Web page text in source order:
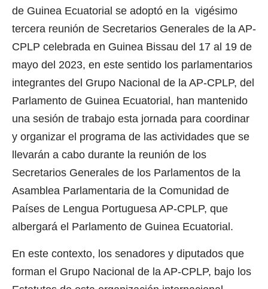
de Guinea Ecuatorial se adoptó en la vigésimo
tercera reunión de Secretarios Generales de la AP-
CPLP celebrada en Guinea Bissau del 17 al 19 de
mayo del 2023, en este sentido los parlamentarios
integrantes del Grupo Nacional de la AP-CPLP, del
Parlamento de Guinea Ecuatorial, han mantenido
una sesión de trabajo esta jornada para coordinar
y organizar el programa de las actividades que se
llevarán a cabo durante la reunión de los
Secretarios Generales de los Parlamentos de la
Asamblea Parlamentaria de la Comunidad de
Países de Lengua Portuguesa AP-CPLP, que
albergará el Parlamento de Guinea Ecuatorial.
En este contexto, los senadores y diputados que
forman el Grupo Nacional de la AP-CPLP, bajo los